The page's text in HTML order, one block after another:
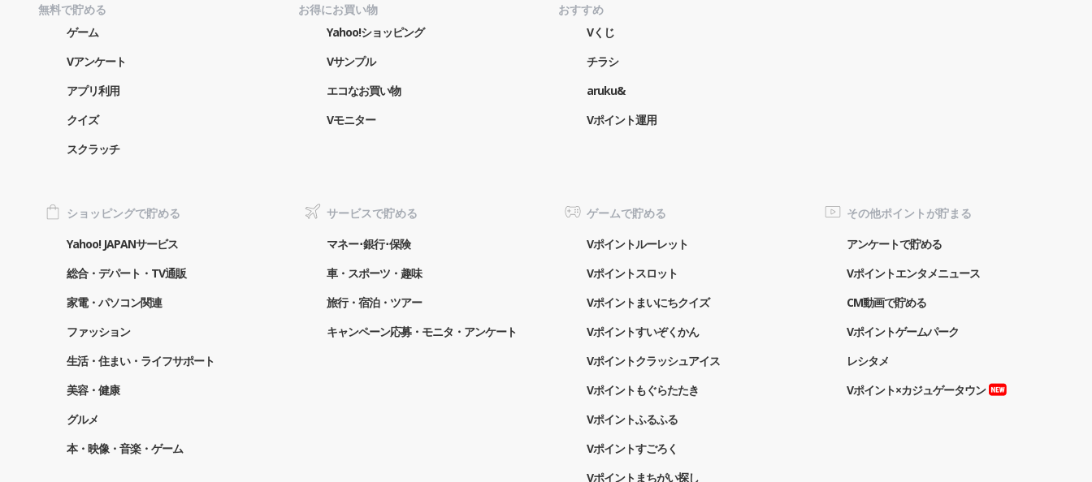
無料で貯める
ゲーム
Vアンケート
アプリ利用
クイズ
スクラッチ
お得にお買い物
Yahoo!ショッピング
Vサンプル
エコなお買い物
Vモニター
おすすめ
Vくじ
チラシ
aruku&
Vポイント運用
ショッピングで貯める
Yahoo! JAPANサービス
総合・デパート・TV通販
家電・パソコン関連
ファッション
生活・住まい・ライフサポート
美容・健康
グルメ
本・映像・音楽・ゲーム
サービスで貯める
マネー･銀行･保険
車・スポーツ・趣味
旅行・宿泊・ツアー
キャンペーン応募・モニタ・アンケート
ゲームで貯める
Vポイントルーレット
Vポイントスロット
Vポイントまいにちクイズ
Vポイントすいぞくかん
Vポイントクラッシュアイス
Vポイントもぐらたたき
Vポイントふるふる
Vポイントすごろく
Vポイントまちがい探し
その他ポイントが貯まる
アンケートで貯める
Vポイントエンタメニュース
CM動画で貯める
Vポイントゲームパーク
レシタメ
Vポイント×カジュゲータウン